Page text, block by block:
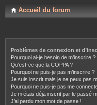
Accueil du forum
Problèmes de connexion et
Pourquoi ai-je besoin de m’inscrire ?
Qu’est-ce que la COPPA ?
Pourquoi ne puis-je pas m’inscrire ?
Je suis inscrit mais je ne peux pas
Pourquoi ne puis-je pas me
Je m’étais déjà inscrit par le passé
J’ai perdu mon mot de passe !